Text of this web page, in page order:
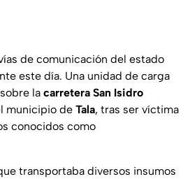
de comunicación del estado
este día. Una unidad de carga
la carretera San Isidro
municipio de Tala, tras ser víctima
conocidos como
transportaba diversos insumos